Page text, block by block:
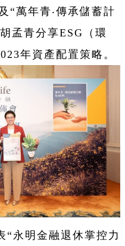
“萬年青‧傳承儲蓄計
孟青分享ESG（環
年資產配置策略。
永明金融退休掌控力